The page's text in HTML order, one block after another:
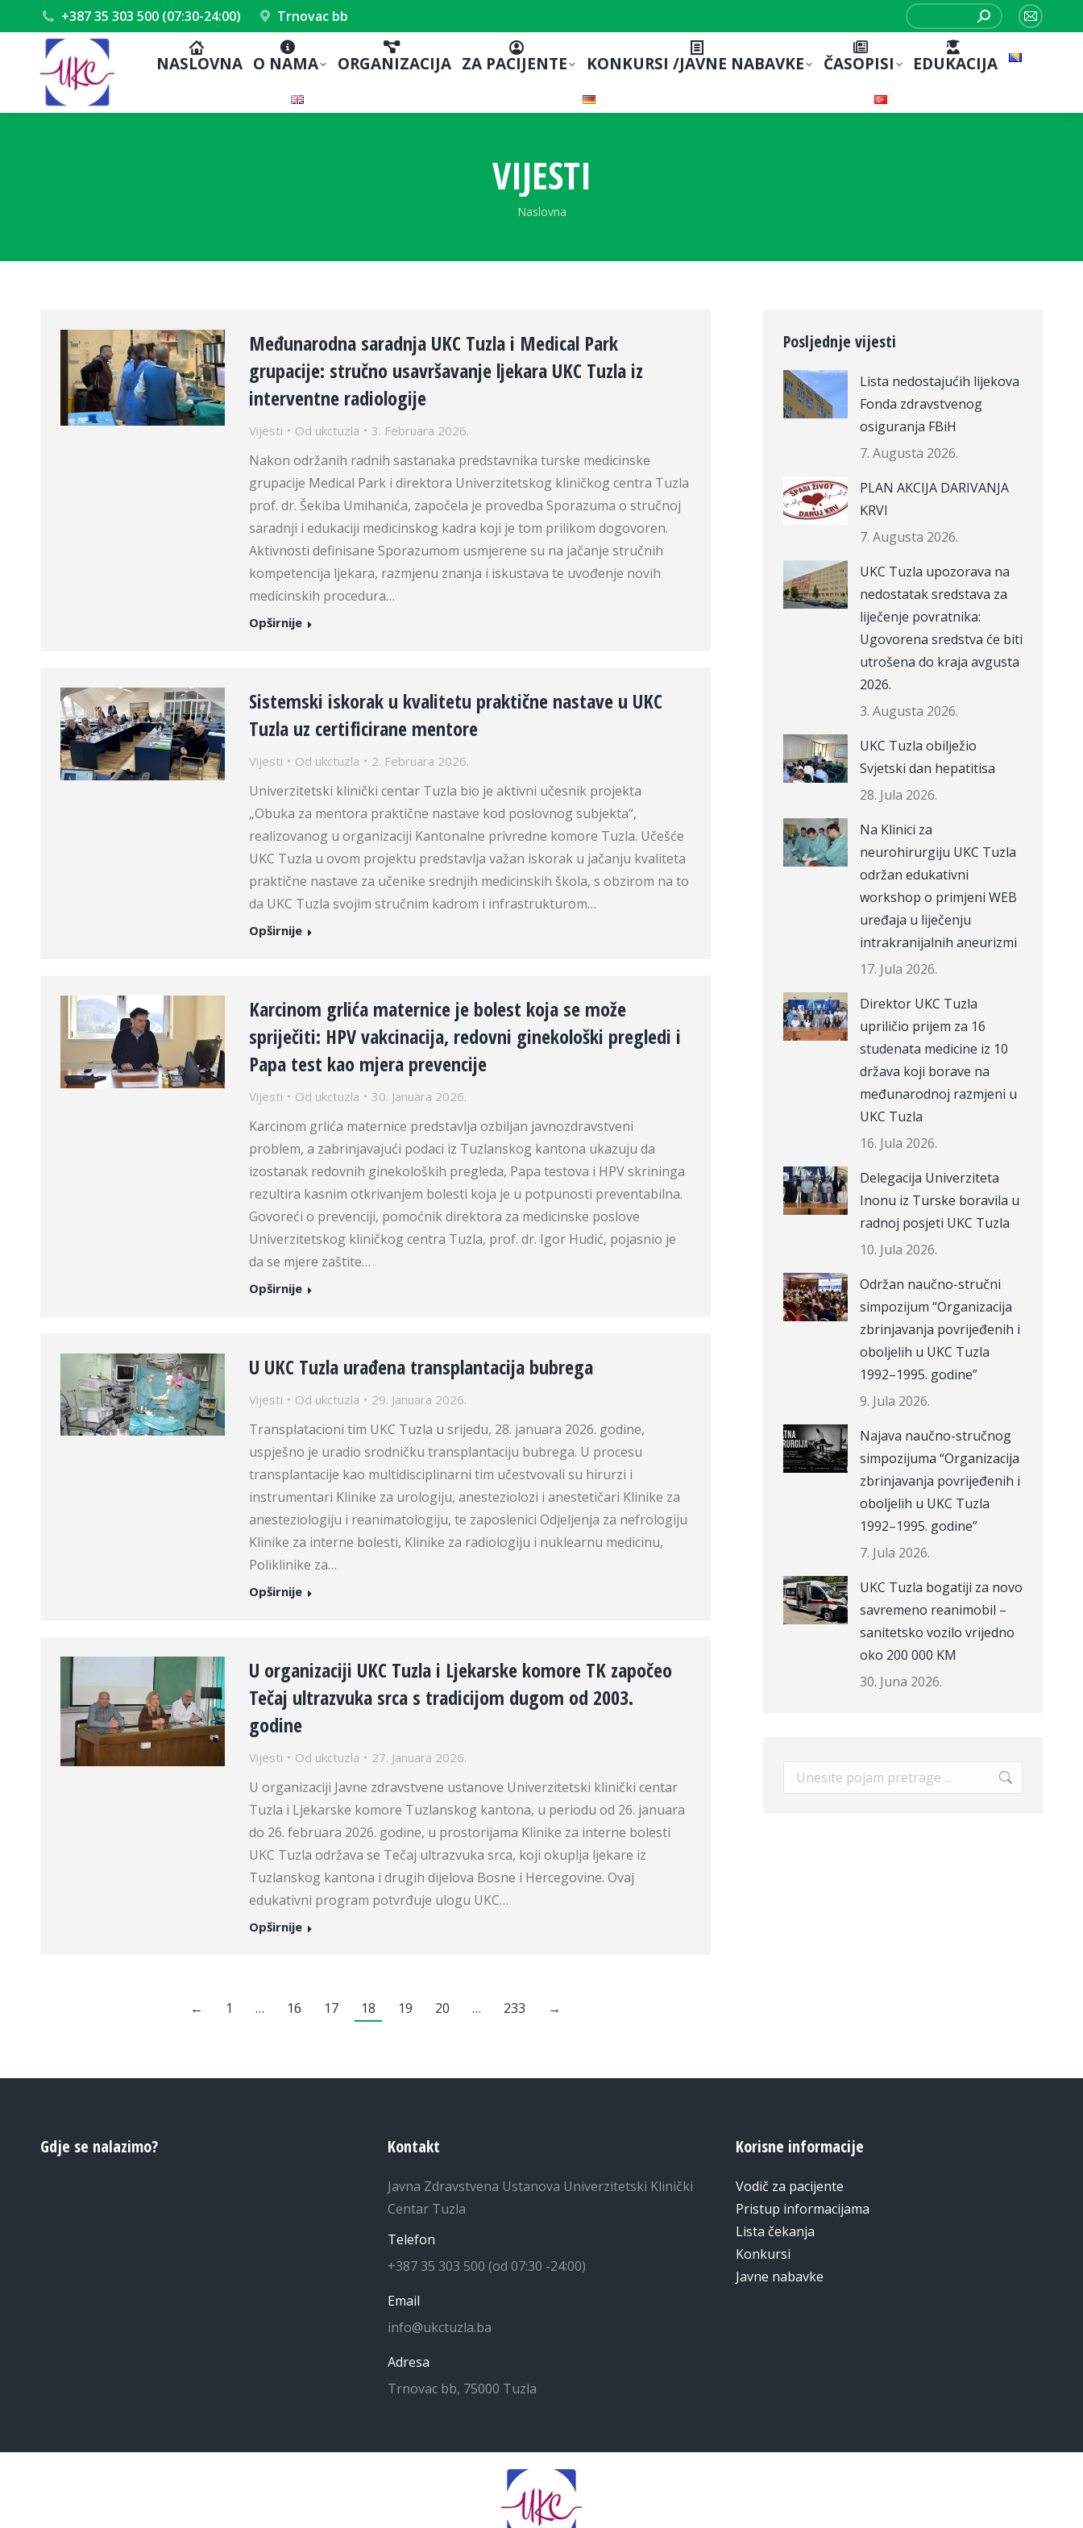
+387 35 303 500 (07:30-24:00) Trnovac bb
Search:
Mail
NASLOVNA O NAMA ORGANIZACIJA ZA PACIJENTE KONKURSI /JAVNE NABAVKE ČASOPISI EDUKACIJA
VIJESTI
You are here:
Naslovna
Međunarodna saradnja UKC Tuzla i Medical Park
grupacije: stručno usavršavanje ljekara UKC Tuzla iz
interventne radiologije
Vijesti Od ukctuzla 3. Februara 2026.
Nakon održanih radnih sastanaka predstavnika turske medicinske
grupacije Medical Park i direktora Univerzitetskog kliničkog centra Tuzla
prof. dr. Šekiba Umihanića, započela je provedba Sporazuma o stručnoj
saradnji i edukaciji medicinskog kadra koji je tom prilikom dogovoren.
Aktivnosti definisane Sporazumom usmjerene su na jačanje stručnih
kompetencija ljekara, razmjenu znanja i iskustava te uvođenje novih
medicinskih procedura…
Opširnije
Sistemski iskorak u kvalitetu praktične nastave u UKC
Tuzla uz certificirane mentore
Vijesti Od ukctuzla 2. Februara 2026.
Univerzitetski klinički centar Tuzla bio je aktivni učesnik projekta
„Obuka za mentora praktične nastave kod poslovnog subjekta“,
realizovanog u organizaciji Kantonalne privredne komore Tuzla. Učešće
UKC Tuzla u ovom projektu predstavlja važan iskorak u jačanju kvaliteta
praktične nastave za učenike srednjih medicinskih škola, s obzirom na to
da UKC Tuzla svojim stručnim kadrom i infrastrukturom…
Opširnije
Karcinom grlića maternice je bolest koja se može
spriječiti: HPV vakcinacija, redovni ginekološki pregledi i
Papa test kao mjera prevencije
Vijesti Od ukctuzla 30. Januara 2026.
Karcinom grlića maternice predstavlja ozbiljan javnozdravstveni
problem, a zabrinjavajući podaci iz Tuzlanskog kantona ukazuju da
izostanak redovnih ginekoloških pregleda, Papa testova i HPV skrininga
rezultira kasnim otkrivanjem bolesti koja je u potpunosti preventabilna.
Govoreći o prevenciji, pomoćnik direktora za medicinske poslove
Univerzitetskog kliničkog centra Tuzla, prof. dr. Igor Hudić, pojasnio je
da se mjere zaštite…
Opširnije
U UKC Tuzla urađena transplantacija bubrega
Vijesti Od ukctuzla 29. Januara 2026.
Transplatacioni tim UKC Tuzla u srijedu, 28. januara 2026. godine,
uspješno je uradio srodničku transplantaciju bubrega. U procesu
transplantacije kao multidisciplinarni tim učestvovali su hirurzi i
instrumentari Klinike za urologiju, anesteziolozi i anestetičari Klinike za
anesteziologiju i reanimatologiju, te zaposlenici Odjeljenja za nefrologiju
Klinike za interne bolesti, Klinike za radiologiju i nuklearnu medicinu,
Poliklinike za…
Opširnije
U organizaciji UKC Tuzla i Ljekarske komore TK započeo
Tečaj ultrazvuka srca s tradicijom dugom od 2003.
godine
Vijesti Od ukctuzla 27. Januara 2026.
U organizaciji Javne zdravstvene ustanove Univerzitetski klinički centar
Tuzla i Ljekarske komore Tuzlanskog kantona, u periodu od 26. januara
do 26. februara 2026. godine, u prostorijama Klinike za interne bolesti
UKC Tuzla održava se Tečaj ultrazvuka srca, koji okuplja ljekare iz
Tuzlanskog kantona i drugih dijelova Bosne i Hercegovine. Ovaj
edukativni program potvrđuje ulogu UKC…
Opširnije
← 1 … 16 17 18 19 20 … 233 →
Posljednje vijesti
Lista nedostajućih lijekova
Fonda zdravstvenog
osiguranja FBiH
7. Augusta 2026.
PLAN AKCIJA DARIVANJA
KRVI
7. Augusta 2026.
UKC Tuzla upozorava na
nedostatak sredstava za
liječenje povratnika:
Ugovorena sredstva će biti
utrošena do kraja avgusta
2026.
3. Augusta 2026.
UKC Tuzla obilježio
Svjetski dan hepatitisa
28. Jula 2026.
Na Klinici za
neurohirurgiju UKC Tuzla
održan edukativni
workshop o primjeni WEB
uređaja u liječenju
intrakranijalnih aneurizmi
17. Jula 2026.
Direktor UKC Tuzla
upriličio prijem za 16
studenata medicine iz 10
država koji borave na
međunarodnoj razmjeni u
UKC Tuzla
16. Jula 2026.
Delegacija Univerziteta
Inonu iz Turske boravila u
radnoj posjeti UKC Tuzla
10. Jula 2026.
Održan naučno-stručni
simpozijum “Organizacija
zbrinjavanja povrijeđenih i
oboljelih u UKC Tuzla
1992–1995. godine”
9. Jula 2026.
Najava naučno-stručnog
simpozijuma “Organizacija
zbrinjavanja povrijeđenih i
oboljelih u UKC Tuzla
1992–1995. godine”
7. Jula 2026.
UKC Tuzla bogatiji za novo
savremeno reanimobil –
sanitetsko vozilo vrijedno
oko 200 000 KM
30. Juna 2026.
Search:
Gdje se nalazimo? Kontakt
Javna Zdravstvena Ustanova Univerzitetski Klinički
Centar Tuzla
Telefon
+387 35 303 500 (od 07:30 -24:00)
Email
info@ukctuzla.ba
Adresa
Trnovac bb, 75000 Tuzla
Korisne informacije
Vodič za pacijente
Pristup informacijama
Lista čekanja
Konkursi
Javne nabavke